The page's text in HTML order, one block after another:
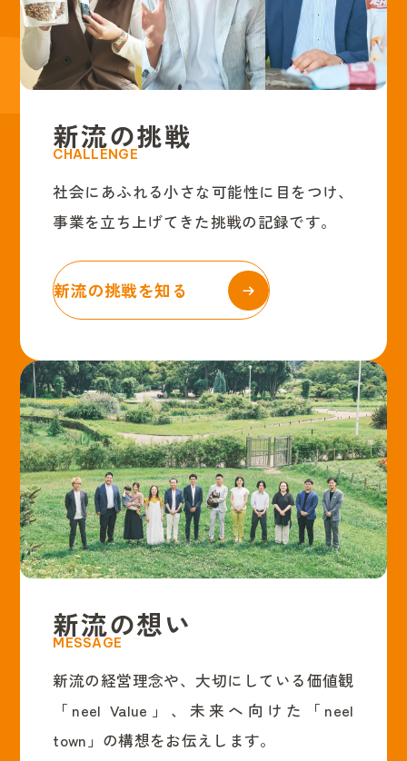
新流の挑戦
CHALLENGE
社会にあふれる小さな可能性に目をつけ、
事業を立ち上げてきた挑戦の記録です。
新流の挑戦を知る
新流の想い
MESSAGE
新流の経営理念や、大切にしている価値観
「neel Value」、未来へ向けた「neel
town」の構想をお伝えします。